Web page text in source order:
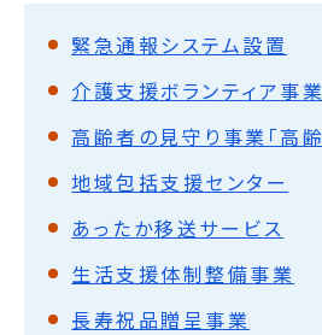
緊急通報システム設置
介護支援ボランティア事業
地域包括支援センター
あったか移送サービス
生活支援体制整備事業
長寿祝品贈呈事業